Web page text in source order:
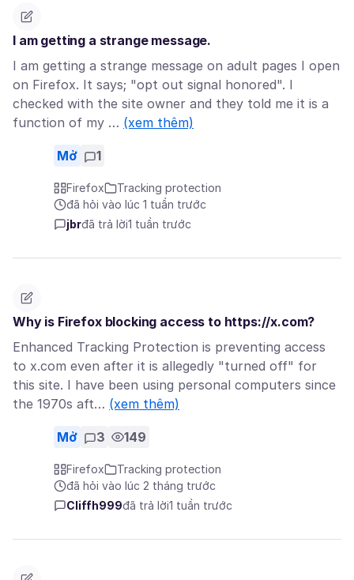
I am getting a strange message.
I am getting a strange message on adult pages I open
on Firefox. It says; "opt out signal honored". I
checked with the site owner and they told me it is a
function of my … (xem thêm)
Mở 1
Firefox
Tracking protection
đã hỏi vào lúc 1 tuần trước
jbrđã trả lời1 tuần trước
Why is Firefox blocking access to https://x.com?
Enhanced Tracking Protection is preventing access
to x.com even after it is allegedly "turned off" for
this site. I have been using personal computers since
the 1970s aft… (xem thêm)
Mở 3 149
Firefox
Tracking protection
đã hỏi vào lúc 2 tháng trước
Cliffh999đã trả lời1 tuần trước